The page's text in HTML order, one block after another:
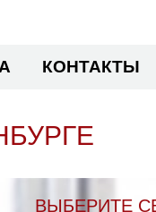
КОНТАКТЫ
ВЫБЕРИТЕ